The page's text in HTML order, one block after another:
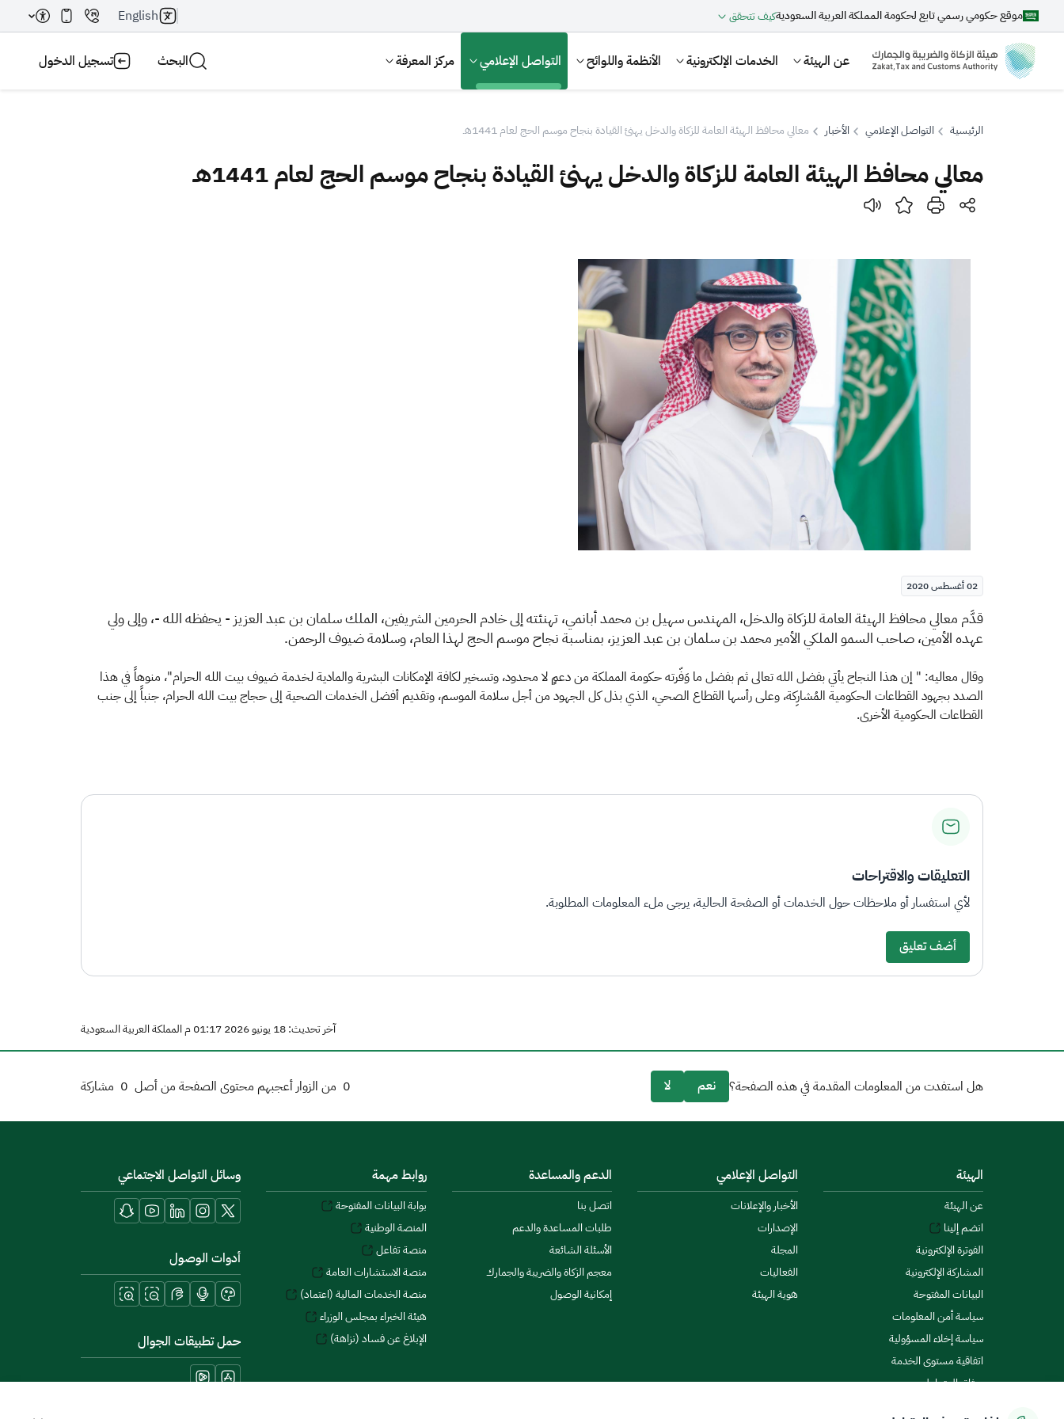
موقع حكومي رسمي تابع لحكومة المملكة العربية السعوديةكيف تتحقق English
عن الهيئة الخدمات الإلكترونية الأنظمة واللوائح التواصل الإعلامي مركز المعرفة البحث تسجيل الدخول
بحث
الجمارك ضريبة القيمة المضافة التصرفات العقارية
الرئيسية التواصل الإعلامي الأخبار معالي محافظ الهيئة العامة للزكاة والدخل يهنئ القيادة بنجاح موسم الحج لعام 1441هـ
معالي محافظ الهيئة العامة للزكاة والدخل يهنئ القيادة بنجاح موسم الحج لعام 1441هـ
02 أغسطس 2020
قدَّم معالي محافظ الهيئة العامة للزكاة والدخل، المهندس سهيل بن محمد أبانمي، تهنئته إلى خادم الحرمين الشريفين، الملك سلمان بن عبد العزيز - يحفظه الله -، وإلى ولي
عهده الأمين، صاحب السمو الملكي الأمير محمد بن سلمان بن عبد العزيز، بمناسبة نجاح موسم الحج لهذا العام، وسلامة ضيوف الرحمن.
وقال معاليه: " إن هذا النجاح يأتي بفضل الله تعالى ثم بفضل ما وَفّرته حكومة المملكة من دعمٍ لا محدود، وتسخير لكافة الإمكانات البشرية والمادية لخدمة ضيوف بيت الله الحرام"، منوهاً في هذا
الصدد بجهود القطاعات الحكومية المُشارِكة، وعلى رأسها القطاع الصحي، الذي بذل كل الجهود من أجل سلامة الموسم، وتقديم أفضل الخدمات الصحية إلى حجاج بيت الله الحرام، جنباً إلى جنب
القطاعات الحكومية الأخرى.
التعليقات والاقتراحات
لأي استفسار أو ملاحظات حول الخدمات أو الصفحة الحالية، يرجى ملء المعلومات المطلوبة.
أضف تعليق
آخر تحديث: 18 يونيو 2026 01:17 م المملكة العربية السعودية
0 من الزوار أعجبهم محتوى الصفحة من أصل 0 مشاركة هل استفدت من المعلومات المقدمة في هذه الصفحة؟ نعم لا
الهيئة
عن الهيئة
انضم إلينا
الفوترة الإلكترونية
المشاركة الإلكترونية
البيانات المفتوحة
سياسة أمن المعلومات
سياسة إخلاء المسؤولية
اتفاقية مستوى الخدمة
ميثاق المتعاملين
التواصل الإعلامي
الأخبار والإعلانات
الإصدارات
المجلة
الفعاليات
هوية الهيئة
الدعم والمساعدة
اتصل بنا
طلبات المساعدة والدعم
الأسئلة الشائعة
معجم الزكاة والضريبة والجمارك
إمكانية الوصول
روابط مهمة
بوابة البيانات المفتوحة
المنصة الوطنية
منصة تفاعل
منصة الاستشارات العامة
منصة الخدمات المالية (اعتماد)
هيئة الخبراء بمجلس الوزراء
الإبلاغ عن فساد (نزاهة)
وسائل التواصل الاجتماعي
أدوات الوصول
حمل تطبيقات الجوال